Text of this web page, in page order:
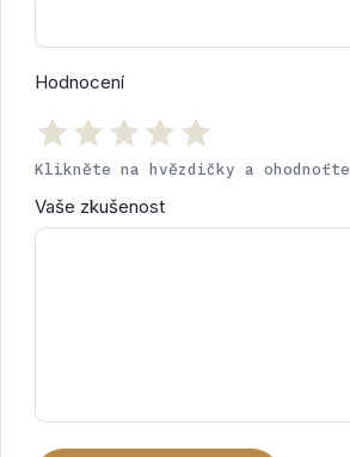
Hodnocení
Klikněte na hvězdičky a ohodnoťte
Vaše zkušenost